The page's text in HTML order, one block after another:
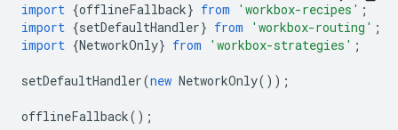
import {offlineFallback} from 'workbox-recipes' ;
import {setDefaultHandler} from 'workbox-routing' ;
import {NetworkOnly} from 'workbox-strategies' ;
setDefaultHandler(new NetworkOnly());
offlineFallback();